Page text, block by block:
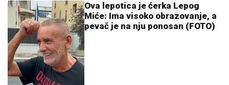
Ova lepotica je ćerka Lepog
Miće: Ima visoko obrazovanje, a
pevač je na nju ponosan (FOTO)